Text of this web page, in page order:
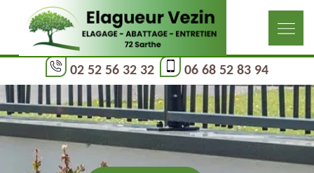
02 52 56 32 32 06 68 52 83 94